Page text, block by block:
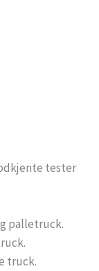
tester
palletruck.
truck.